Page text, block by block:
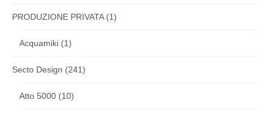
PRODUZIONE PRIVATA(1)
Acquamiki (1)
Secto Design (241)
Atto 5000 (10)